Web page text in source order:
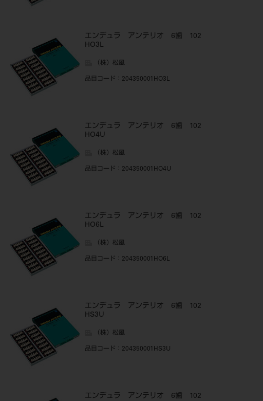
エンデュラ アンテリオ 6歯 102
HO3L
（株）松風
品目コード ：204350001HO3L
エンデュラ アンテリオ 6歯 102
HO4U
（株）松風
品目コード ：204350001HO4U
エンデュラ アンテリオ 6歯 102
HO6L
（株）松風
品目コード ：204350001HO6L
エンデュラ アンテリオ 6歯 102
HS3U
（株）松風
品目コード ：204350001HS3U
エンデュラ アンテリオ 6歯 102